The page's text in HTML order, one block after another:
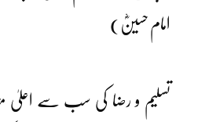
امام حسینؓ)
تسلیم و رضا کی سب سے اعلیٰ